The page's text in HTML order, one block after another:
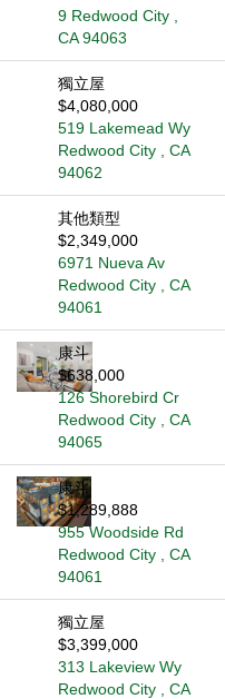
9 Redwood City ,
CA 94063
獨立屋
$4,080,000
519 Lakemead Wy
Redwood City , CA
94062
其他類型
$2,349,000
6971 Nueva Av
Redwood City , CA
94061
康斗
$638,000
126 Shorebird Cr
Redwood City , CA
94065
康斗
$1,289,888
955 Woodside Rd
Redwood City , CA
94061
獨立屋
$3,399,000
313 Lakeview Wy
Redwood City , CA